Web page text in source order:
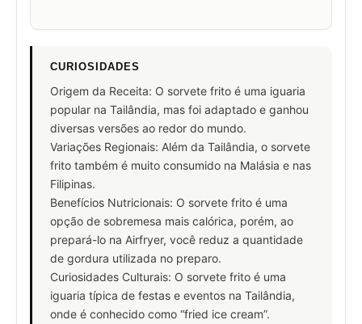
CURIOSIDADES
Origem da Receita: O sorvete frito é uma iguaria
popular na Tailândia, mas foi adaptado e ganhou
diversas versões ao redor do mundo.
Variações Regionais: Além da Tailândia, o sorvete
frito também é muito consumido na Malásia e nas
Filipinas.
Benefícios Nutricionais: O sorvete frito é uma
opção de sobremesa mais calórica, porém, ao
prepará-lo na Airfryer, você reduz a quantidade
de gordura utilizada no preparo.
Curiosidades Culturais: O sorvete frito é uma
iguaria típica de festas e eventos na Tailândia,
onde é conhecido como “fried ice cream”.